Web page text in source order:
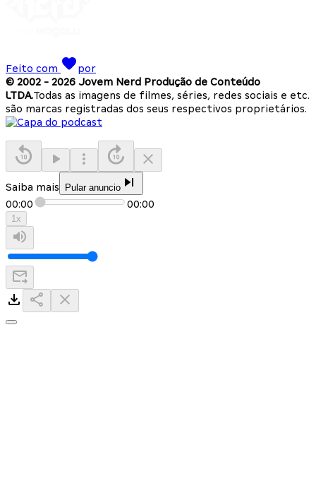
Feito com
por
© 2002 - 2026 Jovem Nerd Produção de Conteúdo
LTDA.Todas as imagens de filmes, séries, redes sociais e etc.
são marcas registradas dos seus respectivos proprietários.
Saiba mais Pular anuncio
00:00 00:00
1x